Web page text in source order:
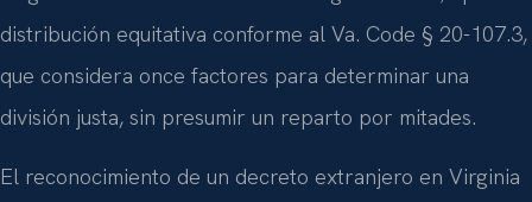
distribución equitativa conforme al Va. Code § 20-107.3,
que considera once factores para determinar una
división justa, sin presumir un reparto por mitades.
El reconocimiento de un decreto extranjero en Virginia